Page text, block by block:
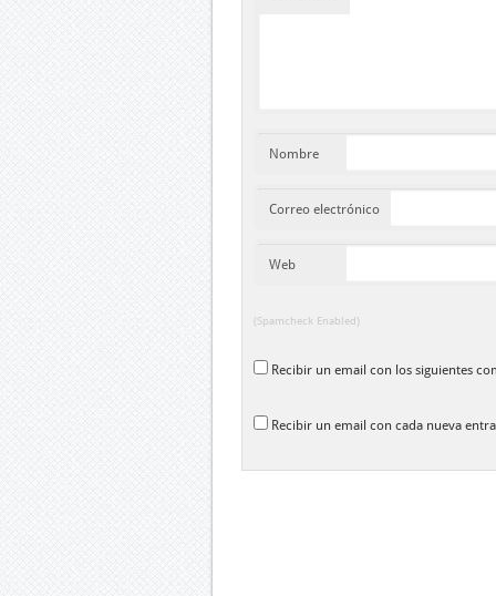
Nombre
Correo electrónico
Web
(Spamcheck Enabled)
Recibir un email con los siguientes
Recibir un email con cada nueva